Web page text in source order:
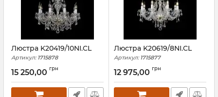
Люстра K20419/10NI.CL
Артикул:1715878
15 250,00 грн
Люстра K20619/8NI.CL
Артикул:1715877
12 975,00 грн